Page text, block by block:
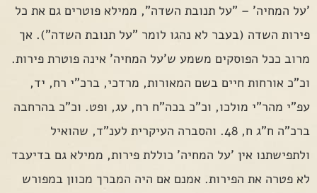
'על המחיה' – "על תנובת השדה", ממילא פוטרים גם את כל
פירות השדה (בעבר לא נהגו לומר "על תנובת השדה"). אך
מרוב ככל הפוסקים משמע ש'על המחיה' אינה פוטרת פירות.
וכ"כ אורחות חיים בשם המאורות, מרדכי, ברכ"י רח, יד,
עפ"י מהר"י מולכו, וכ"כ בכה"ח רח, עג, ופט. וכ"כ בהרחבה
ברכ"ה ח"ג ח, 48. והסברה העיקרית לענ"ד, שהואיל
ולתפישתנו אין 'על המחיה' כוללת פירות, ממילא גם בדיעבד
לא פטרה את הפירות. אמנם אם היה המברך מכוון במפורש